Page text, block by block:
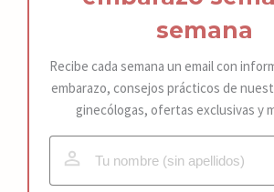
semana
Recibe cada semana un email con
embarazo, consejos prácticos de
ginecólogas, ofertas exclusivas y